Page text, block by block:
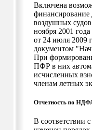
Включена
финансирование
воздушных
ноября 2001
от 24 июля 2009
документом
При
ПФР в них
исчисленных
членам летных
Отчетность по
В соответствии